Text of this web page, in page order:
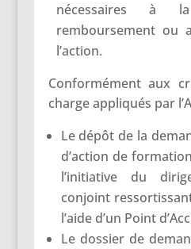
nécessaires à
remboursement ou
l’action.
Conformément aux
charge appliqués par
Le dépôt de la
d’action de
l’initiative du
conjoint ressortissant
l’aide d’un Point
Le dossier de